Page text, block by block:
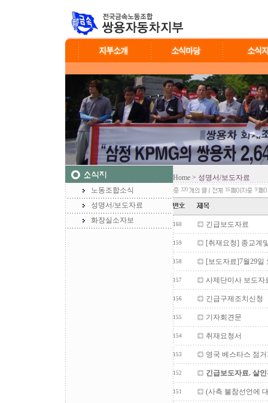
노동조합소식
성명서/보도자료
화장실소자보
Home > 성명서/보도자료
320 16 9
160 긴급보도자료
159 [취재요청] 종교계
158 [보도자료]7월29일
157 사제단미사 보도자
156 긴급구제조치신청
155 기자회견문
154 취재요청서
153 영국 베스타스 점
152 긴급보도자료. 살
151 (사측 불참선언에